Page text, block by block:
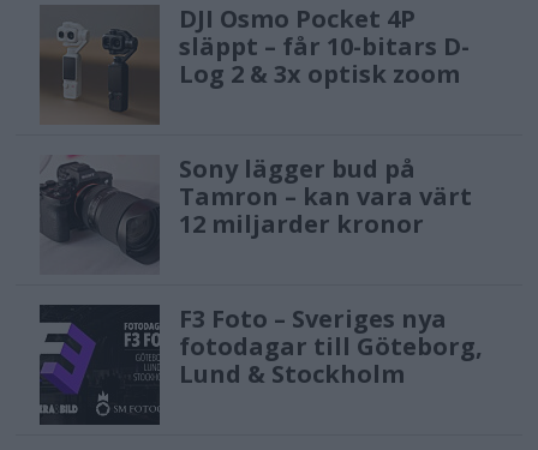
DJI Osmo Pocket 4P
släppt – får 10-bitars D-
Log 2 & 3x optisk zoom
Sony lägger bud på
Tamron – kan vara värt
12 miljarder kronor
F3 Foto – Sveriges nya
fotodagar till Göteborg,
Lund & Stockholm